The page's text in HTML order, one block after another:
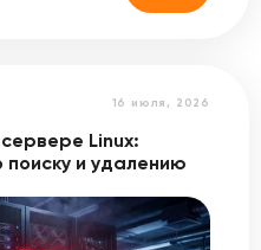
16 июля, 2026
Linux:
поиску и удалению